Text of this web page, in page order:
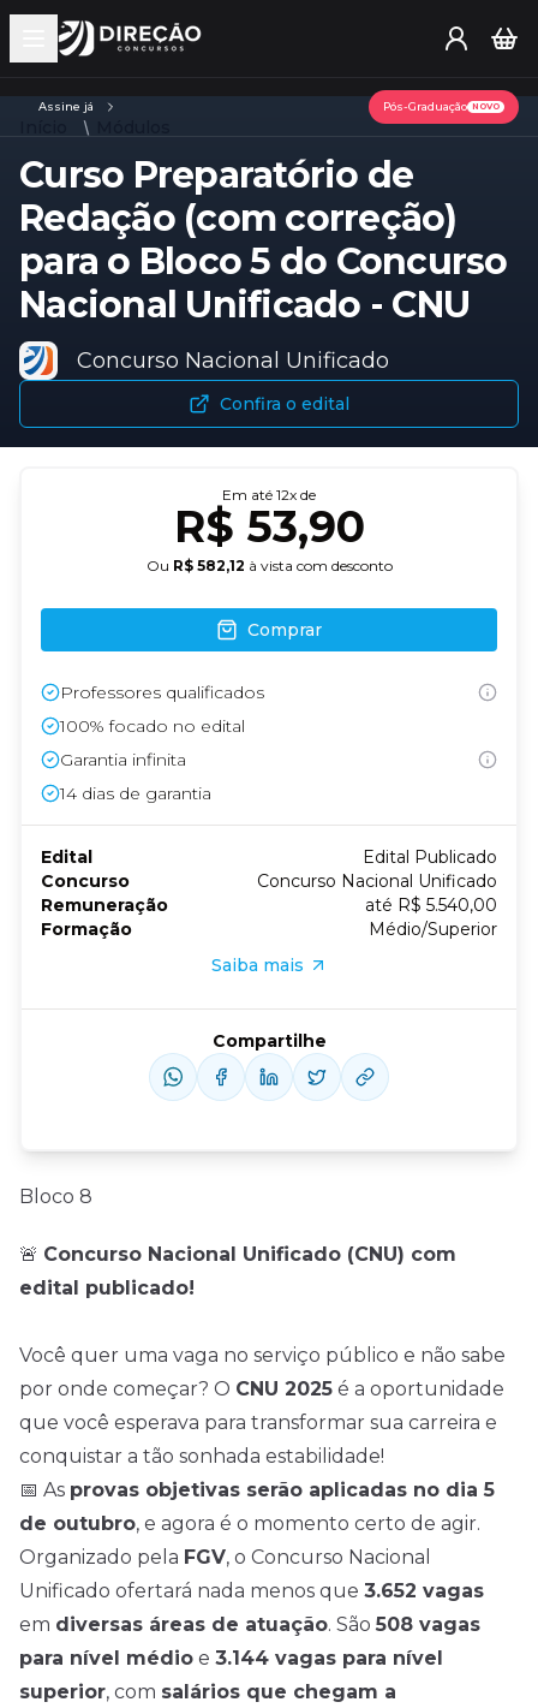
Open main menu
Assine já Pós-Graduação NOVO
Curso Preparatório de
Redação (com correção)
para o Bloco 5 do Concurso
Nacional Unificado - CNU
Concurso Nacional Unificado
Confira o edital
Bloco 8
🚨 Concurso Nacional Unificado (CNU) com
edital publicado!
Você quer uma vaga no serviço público e não sabe
por onde começar? O CNU 2025 é a oportunidade
que você esperava para transformar sua carreira e
conquistar a tão sonhada estabilidade!
📅 As provas objetivas serão aplicadas no dia 5
de outubro, e agora é o momento certo de agir.
Organizado pela FGV, o Concurso Nacional
Unificado ofertará nada menos que 3.652 vagas
em diversas áreas de atuação. São 508 vagas
para nível médio e 3.144 vagas para nível
superior, com salários que chegam a
Em até 12x de
R$ 53,90
Ou R$ 582,12 à vista com desconto
Comprar
Professores qualificados
100% focado no edital
Garantia infinita
14 dias de garantia
Edital
Edital Publicado
Concurso
Concurso Nacional Unificado
Remuneração
até R$ 5.540,00
Formação
Médio/Superior
Saiba mais
Compartilhe